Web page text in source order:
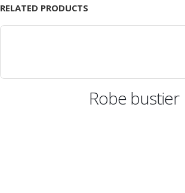
RELATED PRODUCTS
Robe bustier